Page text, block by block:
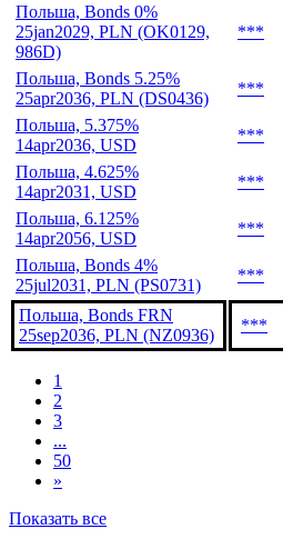
Польша, Bonds 0%
25jan2029, PLN (OK0129,
986D)
***
Польша, Bonds 5.25%
25apr2036, PLN (DS0436)
***
Польша, 5.375%
14apr2036, USD
***
Польша, 4.625%
14apr2031, USD
***
Польша, 6.125%
14apr2056, USD
***
Польша, Bonds 4%
25jul2031, PLN (PS0731)
***
Польша, Bonds FRN
25sep2036, PLN (NZ0936)
***
1
2
3
...
50
»
Показать все